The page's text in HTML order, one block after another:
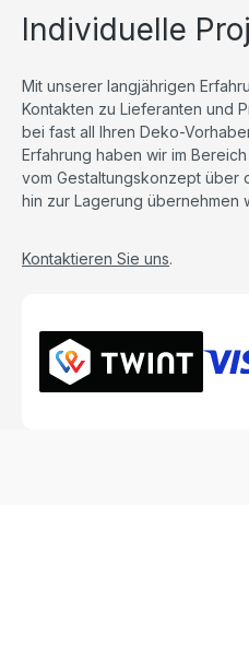
Individuelle
Mit unserer langjährigen
Kontakten zu Lieferanten und
bei fast all Ihren Deko-
Erfahrung haben wir im
vom Gestaltungskonzept über
hin zur Lagerung übernehmen
Kontaktieren Sie uns.